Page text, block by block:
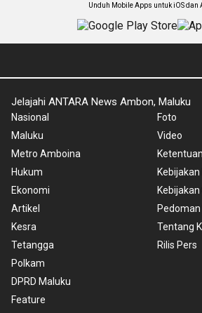
Unduh Mobile Apps untuk iOS dan
Jelajahi ANTARA News Ambon, Maluku
Nasional
Maluku
Metro Amboina
Hukum
Ekonomi
Artikel
Kesra
Tetangga
Polkam
DPRD Maluku
Feature
Foto
Video
Tentang
Rilis Pers